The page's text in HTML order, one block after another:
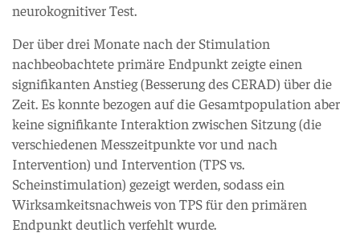
neurokognitiver Test.
Der über drei Monate nach der Stimulation
nachbeobachtete primäre Endpunkt zeigte einen
signifikanten Anstieg (Besserung des CERAD) über die
Zeit. Es konnte bezogen auf die Gesamtpopulation aber
keine signifikante Interaktion zwischen Sitzung (die
verschiedenen Messzeitpunkte vor und nach
Intervention) und Intervention (TPS vs.
Scheinstimulation) gezeigt werden, sodass ein
Wirksamkeitsnachweis von TPS für den primären
Endpunkt deutlich verfehlt wurde.